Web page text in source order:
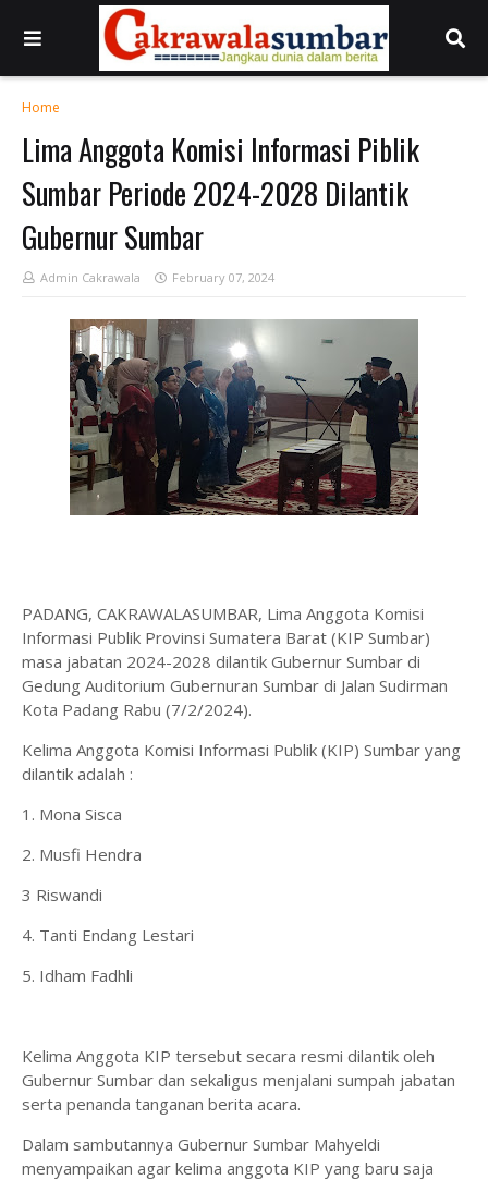
Home
Lima Anggota Komisi Informasi Piblik
Sumbar Periode 2024-2028 Dilantik
Gubernur Sumbar
Admin Cakrawala February 07, 2024
PADANG, CAKRAWALASUMBAR, Lima Anggota Komisi
Informasi Publik Provinsi Sumatera Barat (KIP Sumbar)
masa jabatan 2024-2028 dilantik Gubernur Sumbar di
Gedung Auditorium Gubernuran Sumbar di Jalan Sudirman
Kota Padang Rabu (7/2/2024).
Kelima Anggota Komisi Informasi Publik (KIP) Sumbar yang
dilantik adalah :
1. Mona Sisca
2. Musfi Hendra
3 Riswandi
4. Tanti Endang Lestari
5. Idham Fadhli
Kelima Anggota KIP tersebut secara resmi dilantik oleh
Gubernur Sumbar dan sekaligus menjalani sumpah jabatan
serta penanda tanganan berita acara.
Dalam sambutannya Gubernur Sumbar Mahyeldi
menyampaikan agar kelima anggota KIP yang baru saja